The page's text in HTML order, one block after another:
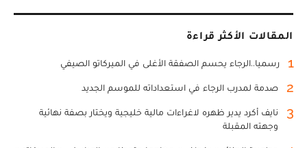
المقالات الأكثر قراءة
1 رسميا..الرجاء يحسم الصفقة الأغلى في الميركاتو الصيفي
2 صدمة لمدرب الرجاء في استعداداته للموسم الجديد
3
نايف أكرد يدير ظهره لاغراءات مالية خليجية ويختار بصفة نهائية
وجهته المقبلة